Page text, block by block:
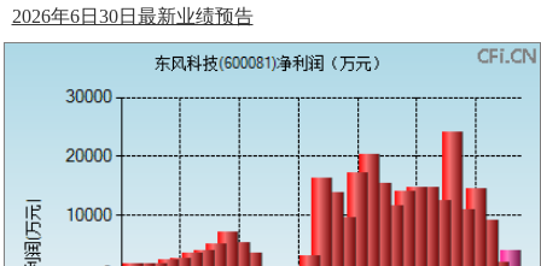
2026年6日30日最新业绩预告